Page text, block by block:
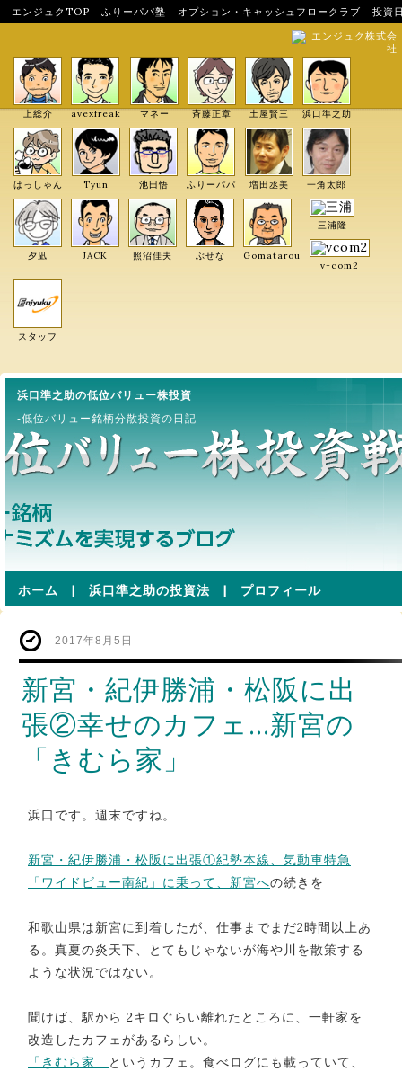
エンジュクTOP ふりーパパ塾 オプション・キャッシュフロークラブ
投資
エンジュク株式会
社
上総介 avexfreak マネー 斉藤正章 土屋賢三 浜口準之助
はっしゃん Tyun 池田悟 ふりーパパ 増田丞美 一角太郎
夕凪 JACK 照沼佳夫 ぶせな Gomatarou
三浦隆
v-com2
スタッフ
浜口準之助の低位バリュー株投資
-低位バリュー銘柄分散投資の日記
ホーム | 浜口準之助の投資法 | プロフィール
2017年8月5日
新宮・紀伊勝浦・松阪に出
張②幸せのカフェ…新宮の
「きむら家」
浜口です。週末ですね。
新宮・紀伊勝浦・松阪に出張①紀勢本線、気動車特急
「ワイドビュー南紀」に乗って、新宮への続きを
和歌山県は新宮に到着したが、仕事までまだ2時間以上あ
る。真夏の炎天下、とてもじゃないが海や川を散策する
ような状況ではない。
聞けば、駅から 2キロぐらい離れたところに、一軒家を
改造したカフェがあるらしい。
「きむら家」
というカフェ。食べログにも載っていて、